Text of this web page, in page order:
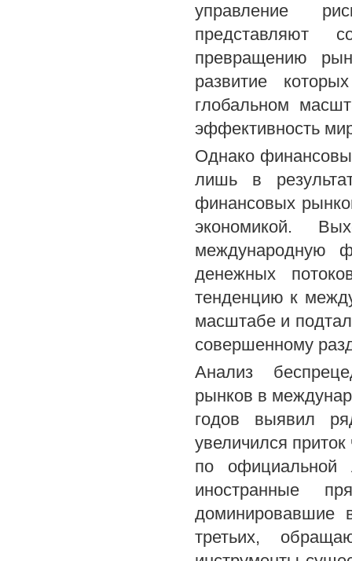
управление
представляют
превращению
развитие
глобальном
эффективность
Однако
лишь в
финансовых
экономикой.
международную
денежных
тенденцию к
масштабе и
совершенному
Анализ
рынков в
годов выявил
увеличился
по официальной
иностранные
доминировавшие
третьих,